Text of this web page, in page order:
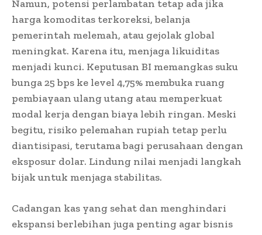
Namun, potensi perlambatan tetap ada jika
harga komoditas terkoreksi, belanja
pemerintah melemah, atau gejolak global
meningkat. Karena itu, menjaga likuiditas
menjadi kunci. Keputusan BI memangkas suku
bunga 25 bps ke level 4,75% membuka ruang
pembiayaan ulang utang atau memperkuat
modal kerja dengan biaya lebih ringan. Meski
begitu, risiko pelemahan rupiah tetap perlu
diantisipasi, terutama bagi perusahaan dengan
eksposur dolar. Lindung nilai menjadi langkah
bijak untuk menjaga stabilitas.
Cadangan kas yang sehat dan menghindari
ekspansi berlebihan juga penting agar bisnis